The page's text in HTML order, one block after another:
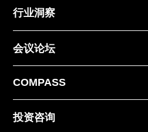
行业洞察
会议论坛
COMPASS
投资咨询